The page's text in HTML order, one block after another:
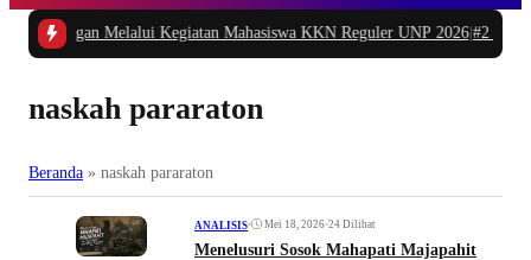
Kegiatan Mahasiswa KKN Reguler UNP 2026|#2 -Peduli Generasi
naskah pararaton
Beranda » naskah pararaton
ANALISIS• Mei 18, 2026•24 Dilihat
Menelusuri Sosok Mahapati Majapahit